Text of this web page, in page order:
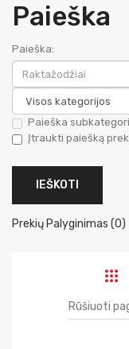
Paieška
Paieška:
Paieška
Įtraukti paiešką
Prekių Palyginimas (0)
Rūšiuoti